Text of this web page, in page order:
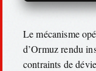
Le mécanisme
d’Ormuz rendu
contraints de